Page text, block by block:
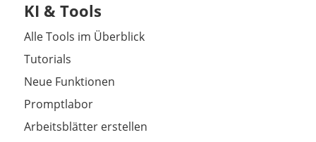
KI & Tools
Alle Tools im Überblick
Tutorials
Neue Funktionen
Promptlabor
Arbeitsblätter erstellen